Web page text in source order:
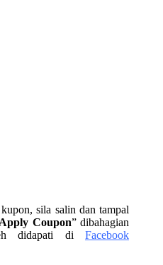
sila salin dan tampal
Apply Coupon” dibahagian
didapati di Facebook